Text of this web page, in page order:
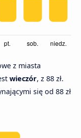
z miasta
wieczór, z 88 zł.
się od 88 zł